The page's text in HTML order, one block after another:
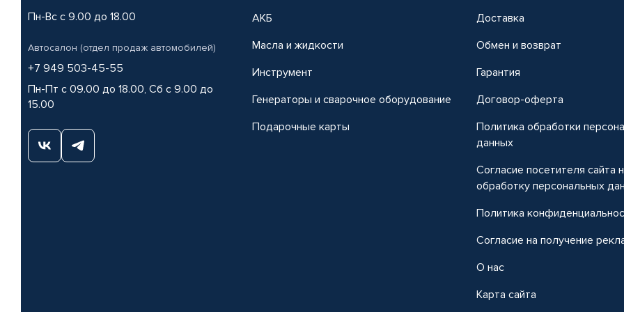
Пн-Вс с 9.00 до 18.00
Автосалон (отдел продаж автомобилей)
+7 949 503-45-55
Пн-Пт с 09.00 до 18.00, Сб с 9.00 до
15.00
АКБ
Масла и жидкости
Инструмент
Генераторы и сварочное оборудование
Подарочные карты
Доставка
Обмен и возврат
Гарантия
Договор-оферта
Политика обработки
данных
Согласие посетителя сайта
обработку персональных
Политика
Согласие на получение
О нас
Карта сайта